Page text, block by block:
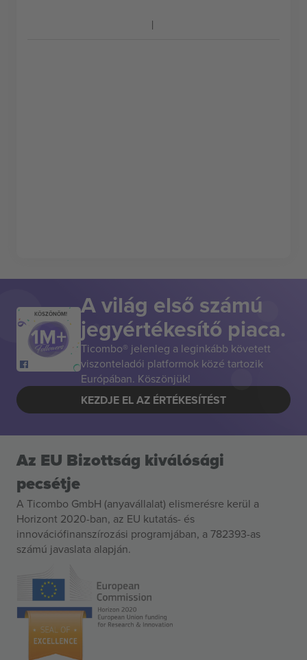
KÖSZÖNÖM! A világ első számú
jegyértékesítő piaca.
Ticombo® jelenleg a leginkább követett
viszonteladói platformok közé tartozik
Európában. Köszönjük!
KEZDJE EL AZ ÉRTÉKESÍTÉST
Az EU Bizottság kiválósági
pecsétje
A Ticombo GmbH (anyavállalat) elismerésre kerül a
Horizont 2020-ban, az EU kutatás- és
innovációfinanszírozási programjában, a 782393-as
számú javaslata alapján.